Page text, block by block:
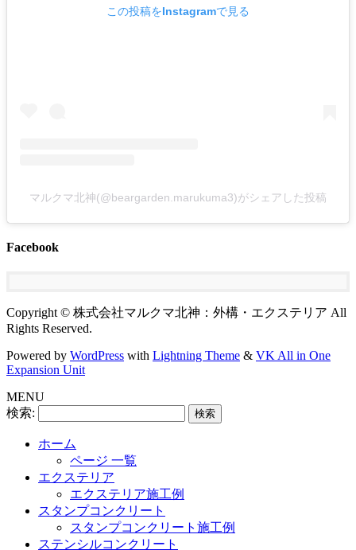
この投稿をInstagramで見る
マルクマ北神(@beargarden.marukuma3)がシェアした投稿
Facebook
Copyright © 株式会社マルクマ北神：外構・エクステリア All
Rights Reserved.
Powered by WordPress with Lightning Theme & VK All in One
Expansion Unit
MENU
検索:
ホーム
ページ 一覧
エクステリア
エクステリア施工例
スタンプコンクリート
スタンプコンクリート施工例
ステンシルコンクリート